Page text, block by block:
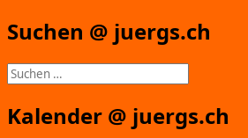
Suchen @ juergs.ch
Suchen
nach:
Kalender @ juergs.ch